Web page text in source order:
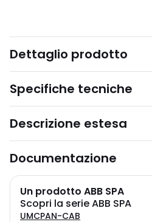
Dettaglio prodotto
Specifiche tecniche
Descrizione estesa
Documentazione
Un prodotto ABB SPA
Scopri la serie ABB SPA
UMCPAN-CAB